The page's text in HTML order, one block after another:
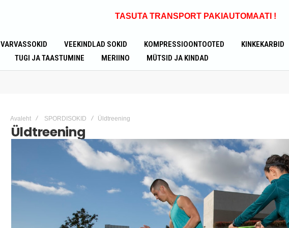
TASUTA TRANSPORTPAKIAUTOMAATI !
VARVASSOKID VEEKINDLAD SOKID KOMPRESSIOONTOOTED
KINKEKARBID
TUGI JA TAASTUMINE
MERIINO MÜTSID JA KINDAD
Avaleht SPORDISOKID Üldtreening
Üldtreening